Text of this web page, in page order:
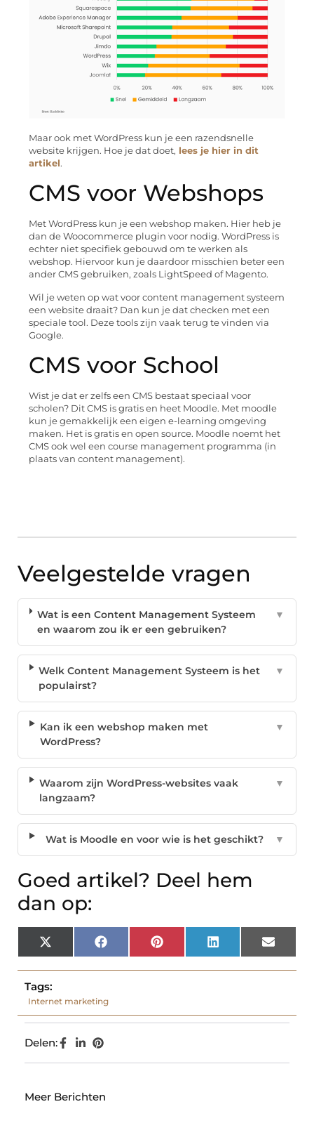
Maar ook met WordPress kun je een razendsnelle
website krijgen. Hoe je dat doet, lees je hier in dit
artikel.
CMS voor Webshops
Met WordPress kun je een webshop maken. Hier heb je
dan de Woocommerce plugin voor nodig. WordPress is
echter niet specifiek gebouwd om te werken als
webshop. Hiervoor kun je daardoor misschien beter een
ander CMS gebruiken, zoals LightSpeed of Magento.
Wil je weten op wat voor content management systeem
een website draait? Dan kun je dat checken met een
speciale tool. Deze tools zijn vaak terug te vinden via
Google.
CMS voor School
Wist je dat er zelfs een CMS bestaat speciaal voor
scholen? Dit CMS is gratis en heet Moodle. Met moodle
kun je gemakkelijk een eigen e-learning omgeving
maken. Het is gratis en open source. Moodle noemt het
CMS ook wel een course management programma (in
plaats van content management).
Veelgestelde vragen
Wat is een Content Management Systeem
en waarom zou ik er een gebruiken?
▼
Welk Content Management Systeem is het
populairst?
▼
Kan ik een webshop maken met
WordPress?
▼
Waarom zijn WordPress-websites vaak
langzaam?
▼
Wat is Moodle en voor wie is het geschikt? ▼
Goed artikel? Deel hem
dan op:
X
(Twitter)
Facebook Pinterest LinkedIn Email
Tags:
Internet marketing
Delen:
Meer Berichten